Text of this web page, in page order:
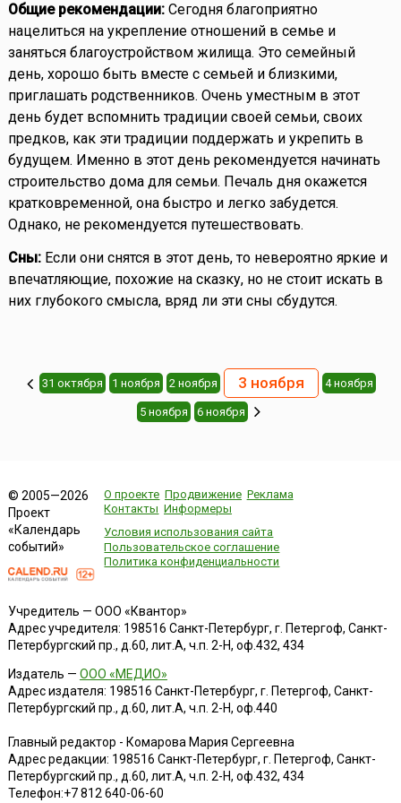
Общие рекомендации: Сегодня благоприятно
нацелиться на укрепление отношений в семье и
заняться благоустройством жилища. Это семейный
день, хорошо быть вместе с семьей и близкими,
приглашать родственников. Очень уместным в этот
день будет вспомнить традиции своей семьи, своих
предков, как эти традиции поддержать и укрепить в
будущем. Именно в этот день рекомендуется начинать
строительство дома для семьи. Печаль дня окажется
кратковременной, она быстро и легко забудется.
Однако, не рекомендуется путешествовать.
Сны: Если они снятся в этот день, то невероятно яркие и
впечатляющие, похожие на сказку, но не стоит искать в
них глубокого смысла, вряд ли эти сны сбудутся.
31 октября 1 ноября 2 ноября 3 ноября 4 ноября
5 ноября 6 ноября
© 2005—2026
Проект
«Календарь
событий»
О проекте Продвижение Реклама
Контакты Информеры
Условия использования сайта
Пользовательское соглашение
Политика конфиденциальности
Учредитель — ООО «Квантор»
Адрес учредителя: 198516 Санкт-Петербург, г. Петергоф, Санкт-
Петербургский пр., д.60, лит.А, ч.п. 2-Н, оф.432, 434
Издатель — ООО «МЕДИО»
Адрес издателя: 198516 Санкт-Петербург, г. Петергоф, Санкт-
Петербургский пр., д.60, лит.А, ч.п. 2-Н, оф.440
Главный редактор - Комарова Мария Сергеевна
Адрес редакции: 198516 Санкт-Петербург, г. Петергоф, Санкт-
Петербургский пр., д.60, лит.А, ч.п. 2-Н, оф.432, 434
Телефон:+7 812 640-06-60